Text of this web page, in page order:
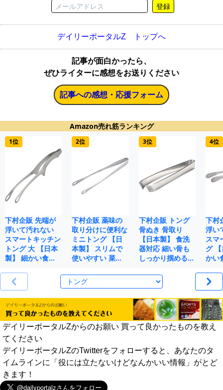
登録
デイリーポータルZ トップへ
記事が面白かったら、
ぜひライターに感想をお送りください
記事への感想・応援フォーム
Amazon売れ筋ランキング
1位
下村企販 先端が
浮いて汚れない
スマートキッチン
トング 大 【日本
製】 細かい食…
2位
下村企販 薬味の
取り分けに便利な
ミニトング 【日
本製】 スリムで
使いやすい 菜…
3位
下村企販 トング
骨ぬき 骨取り
【日本製】 食洗
器対応 細い骨も
しっかり掴める…
4位
下村
浮い
スマ
グ
かい
デイリーポータルZからのお願い 買って良かったものを教え
てください
デイリーポータルZのTwitterをフォローすると、あなたのタ
イムラインに「役には立たないけどなんかいい情報」がとど
きます！